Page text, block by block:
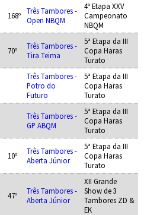
168º
Três Tambores -
Open NBQM
4º Etapa XXV
Campeonato
NBQM
70º
Três Tambores -
Tira Teima
5ª Etapa da III
Copa Haras
Turato
Três Tambores -
Potro do
Futuro
5ª Etapa da III
Copa Haras
Turato
Três Tambores -
GP ABQM
5ª Etapa da III
Copa Haras
Turato
10º
Três Tambores -
Aberta Júnior
5ª Etapa da III
Copa Haras
Turato
47º
Três Tambores -
Aberta Júnior
XII Grande
Show de 3
Tambores ZD &
EK